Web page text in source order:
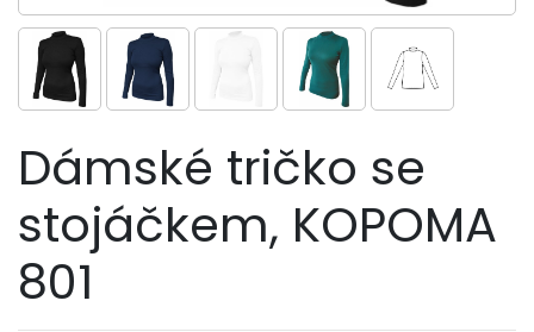
Dámské tričko se
stojáčkem, KOPOMA
801